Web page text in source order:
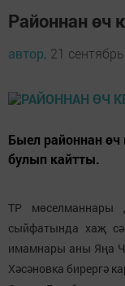
Районнан өч
автор, 21
Быел районнан
булып кайтты.
ТР мөселманнары
сыйфатында хаҗ
имамнары аны Яңа
Хәсәновка бирергә